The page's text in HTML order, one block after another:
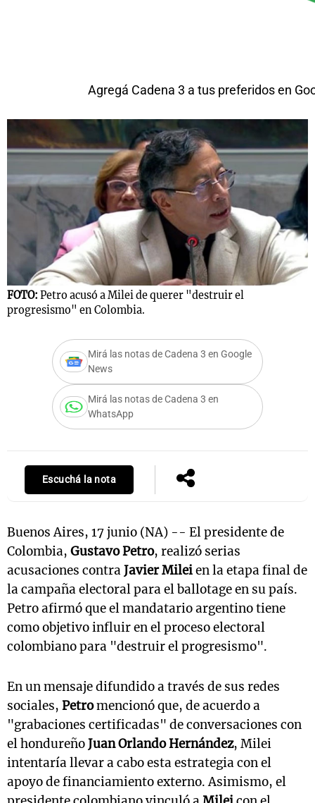
Agregá Cadena 3 a tus preferidos en
FOTO: Petro acusó a Milei de querer "destruir el
progresismo" en Colombia.
Mirá las notas de Cadena 3 en Google
News
Mirá las notas de Cadena 3 en
WhatsApp
Escuchá la nota
Buenos Aires, 17 junio (NA) -- El presidente de
Colombia, Gustavo Petro, realizó serias
acusaciones contraJavier Mileien la etapa final de
la campaña electoral para el ballotage en su país.
Petro afirmó que el mandatario argentino tiene
como objetivo influir en el proceso electoral
colombiano para "destruir el progresismo".
En un mensaje difundido a través de sus redes
sociales, Petromencionó que, de acuerdo a
"grabaciones certificadas" de conversaciones con
el hondureñoJuan Orlando Hernández, Milei
intentaría llevar a cabo esta estrategia con el
apoyo de financiamiento externo. Asimismo, el